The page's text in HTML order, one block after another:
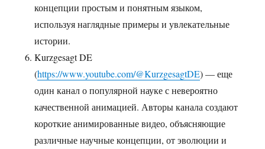
концепции простым и понятным языком,
используя наглядные примеры и увлекательные
истории.
Kurzgesagt DE
(https://www.youtube.com/@KurzgesagtDE) — еще
один канал о популярной науке с невероятно
качественной анимацией. Авторы канала создают
короткие анимированные видео, объясняющие
различные научные концепции, от эволюции и